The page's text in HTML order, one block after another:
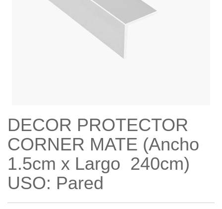
DECOR PROTECTOR
CORNER MATE (Ancho
1.5cm x Largo 240cm)
USO: Pared